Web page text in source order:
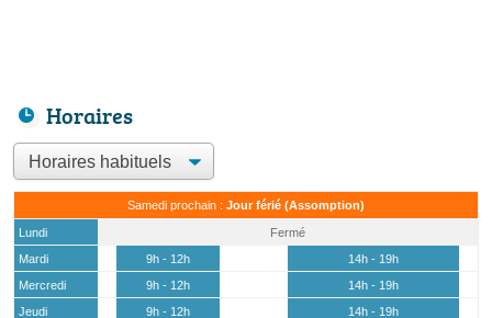
Horaires
Samedi prochain : Jour férié (Assomption)
Lundi
Fermé
Mardi
9h - 12h
14h - 19h
Mercredi
9h - 12h
14h - 19h
Jeudi
9h - 12h
14h - 19h